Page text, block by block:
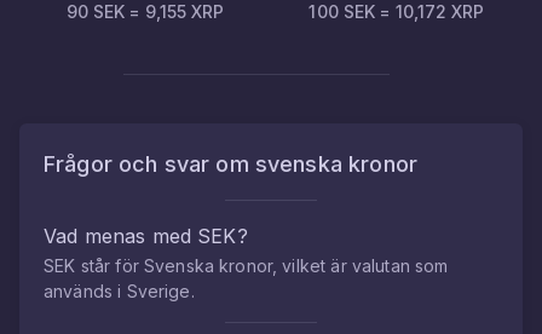
90 SEK = 9,155 XRP 100 SEK = 10,172 XRP
Frågor och svar om svenska kronor
Vad menas med SEK?
SEK står för Svenska kronor, vilket är valutan som
används i Sverige.